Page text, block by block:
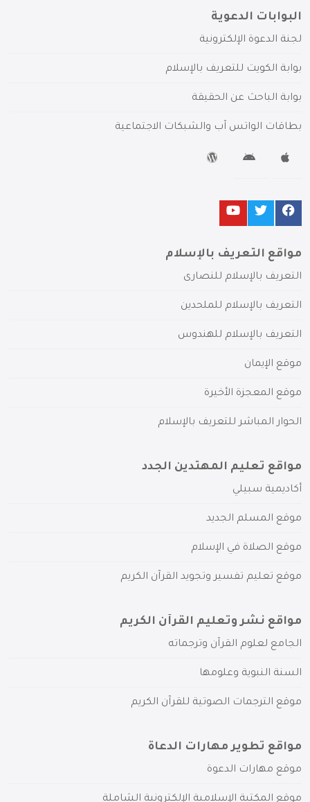
البوابات الدعوية
لجنة الدعوة الإلكترونية
بوابة الكويت للتعريف بالإسلام
بوابة الباحث عن الحقيقة
بطاقات الواتس آب والشبكات الاجتماعية
مواقع التعريف بالإسلام
التعريف بالإسلام للنصارى
التعريف بالإسلام للملحدين
التعريف بالإسلام للهندوس
موقع الإيمان
موقع المعجزة الأخيرة
الحوار المباشر للتعريف بالإسلام
مواقع تعليم المهتدين الجدد
أكاديمية سبيلي
موقع المسلم الجديد
موقع الصلاة في الإسلام
موقع تعليم تفسير وتجويد القرآن الكريم
مواقع نشر وتعليم القرآن الكريم
الجامع لعلوم القرآن وترجماته
السنة النبوية وعلومها
موقع الترجمات الصوتية للقرآن الكريم
مواقع تطوير مهارات الدعاة
موقع مهارات الدعوة
موقع المكتبة الإسلامية الإلكترونية الشاملة